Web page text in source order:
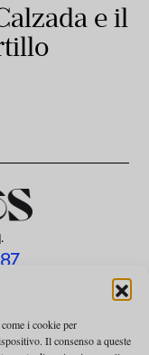
i cookie per
Il consenso a queste
e il